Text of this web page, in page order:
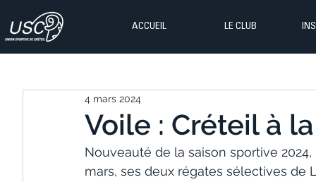
ACCUEIL LE CLUB
Voile : Créteil à
4 mars 2024
Nouveauté de la saison sportive
mars, ses deux régates sélectives de